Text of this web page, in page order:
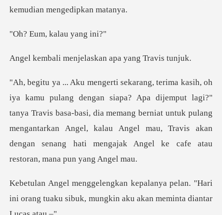
, kalau
njelaskan apa ya
put lagi?"
tanya Travis basa-basi, dia memang berniat untuk pulang
mengantarkan Angel, kalau Angel
pelan. "Hari
ini orang tuaku sibuk, mung